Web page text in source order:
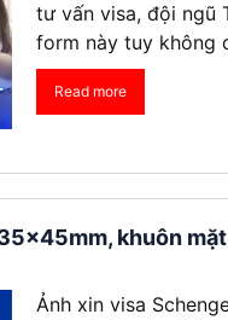
tư vấn visa, đội ngũ
form này tuy không
Read more
khuôn
Ảnh xin visa